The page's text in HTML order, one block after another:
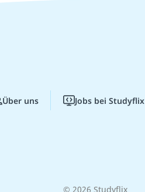
Über uns Jobs bei Studyflix
© 2026 Studyflix